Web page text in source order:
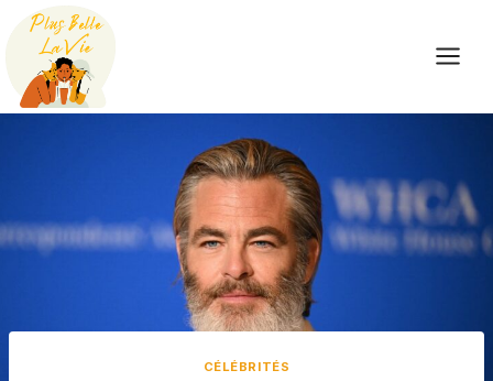
Skip
content
CÉLÉBRITÉS